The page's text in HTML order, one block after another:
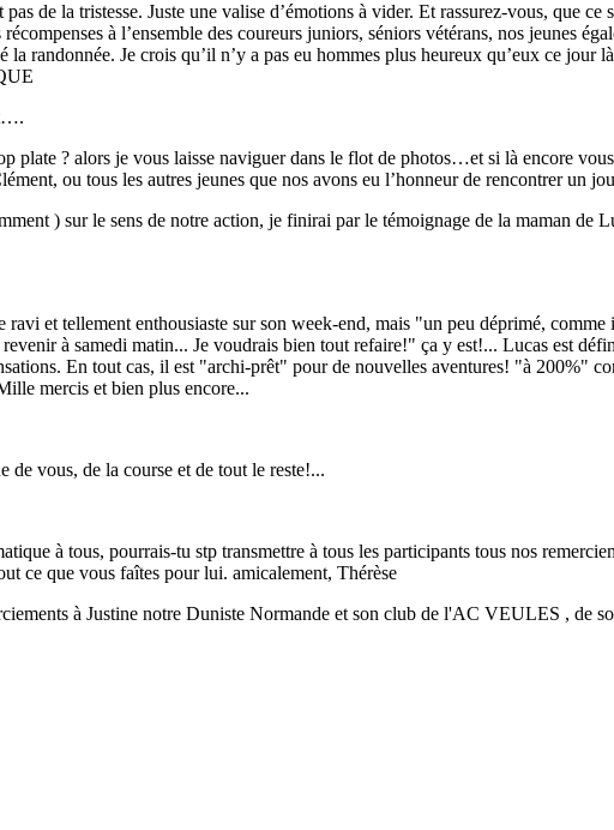
de la tristesse. Juste une valise d’émotions à vider. Et rassurez-vous, que
à l’ensemble des coureurs juniors, séniors vétérans, nos jeunes
randonnée. Je crois qu’il n’y a pas eu hommes plus heureux qu’eux ce
plate ? alors je vous laisse naviguer dans le flot de photos…et si là encore
ou tous les autres jeunes que nos avons eu l’honneur de rencontrer un
) sur le sens de notre action, je finirai par le témoignage de la maman de
et tellement enthousiaste sur son week-end, mais "un peu déprimé,
à samedi matin... Je voudrais bien tout refaire!" ça y est!... Lucas est
En tout cas, il est "archi-prêt" pour de nouvelles aventures! "à 200%"
mercis et bien plus encore...
de vous, de la course et de tout le reste!...
à tous, pourrais-tu stp transmettre à tous les participants tous nos
ce que vous faîtes pour lui. amicalement, Thérèse
à Justine notre Duniste Normande et son club de l'AC VEULES , de